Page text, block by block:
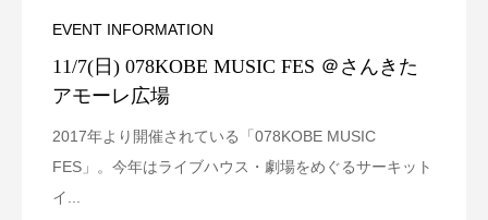
EVENT INFORMATION
11/7(日) 078KOBE MUSIC FES ＠さんきた
アモーレ広場
2017年より開催されている「078KOBE MUSIC
FES」。今年はライブハウス・劇場をめぐるサーキット
イ...